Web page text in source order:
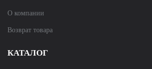
О компании
Возврат товара
КАТАЛОГ